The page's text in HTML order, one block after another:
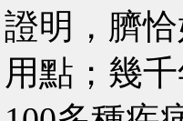
證明，臍
用點；幾